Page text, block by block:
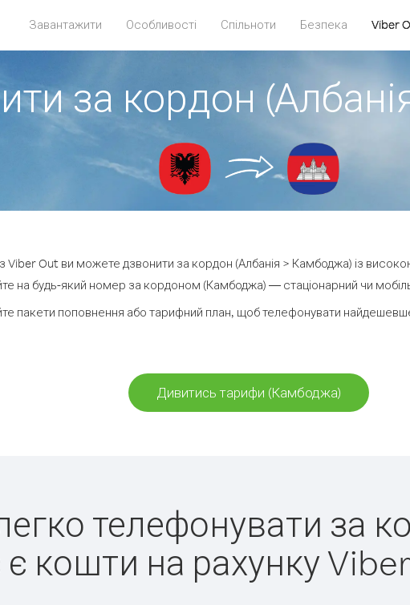
Завантажити Особливості Спільноти Безпека Viber
за кордон
Viber Out ви можете дзвонити за кордон (Албанія > Камбоджа) із
на будь-який номер за кордоном (Камбоджа) — стаціонарний чи
пакети поповнення або тарифний план, щоб телефонувати
Дивитись тарифи (Камбоджа)
телефонувати за
кошти на рахунку